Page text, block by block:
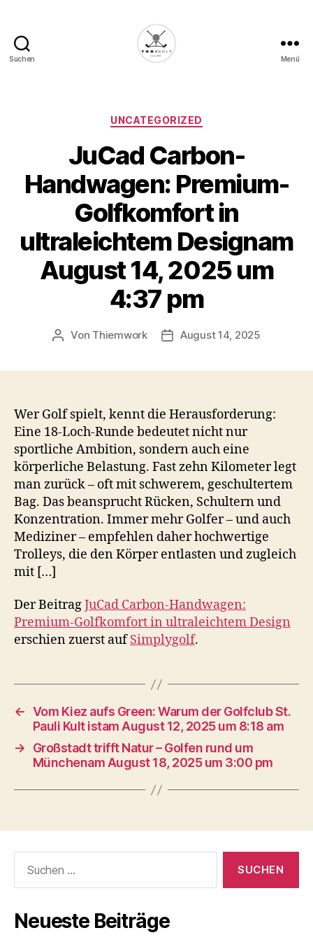
Suchen
Deine
Plattform
für
Golfbegeisterte!
Menü
Kategorien
UNCATEGORIZED
JuCad Carbon-
Handwagen: Premium-
Golfkomfort in
ultraleichtem Designam
August 14, 2025 um
4:37 pm
Beitragsautor
Von Thiemwork Veröffentlichungsdatum
August 14, 2025
Wer Golf spielt, kennt die Herausforderung:
Eine 18-Loch-Runde bedeutet nicht nur
sportliche Ambition, sondern auch eine
körperliche Belastung. Fast zehn Kilometer legt
man zurück – oft mit schwerem, geschultertem
Bag. Das beansprucht Rücken, Schultern und
Konzentration. Immer mehr Golfer – und auch
Mediziner – empfehlen daher hochwertige
Trolleys, die den Körper entlasten und zugleich
mit […]
Der BeitragJuCad Carbon-Handwagen:
Premium-Golfkomfort in ultraleichtem Design
erschien zuerst aufSimplygolf.
← Vom Kiez aufs Green: Warum der Golfclub St.
Pauli Kult istam August 12, 2025 um 8:18 am
→
Großstadt trifft Natur – Golfen rund um
Münchenam August 18, 2025 um 3:00 pm
nach:
Neueste Beiträge